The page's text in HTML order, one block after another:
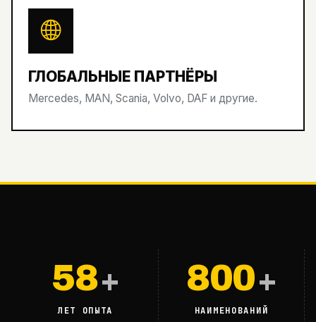
ГЛОБАЛЬНЫЕ ПАРТНЁРЫ
Mercedes, MAN, Scania, Volvo, DAF и другие.
58+
ЛЕТ ОПЫТА
800+
НАИМЕНОВАНИЙ